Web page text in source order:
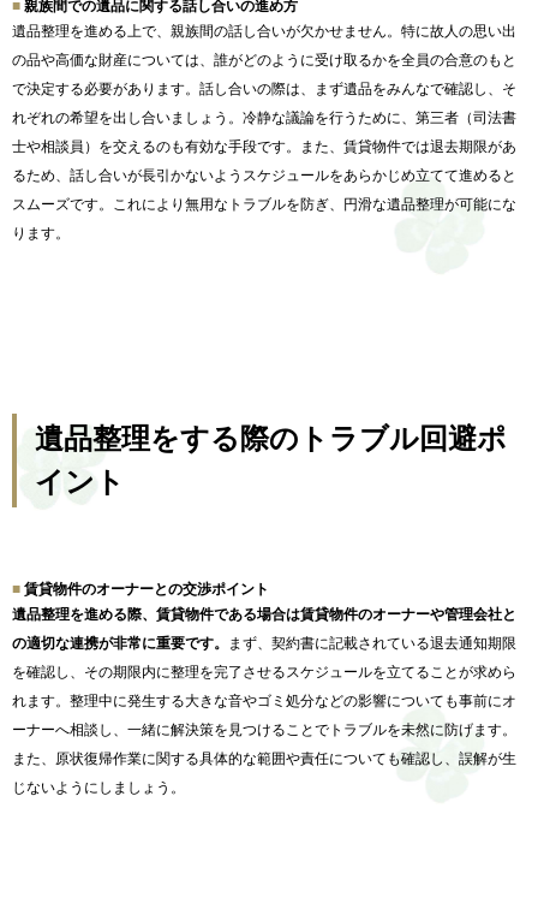
親族間での遺品に関する話し合いの進め方
遺品整理を進める上で、親族間の話し合いが欠かせません。 特に故人の思い出
の品や高価な財産については、 誰がどのように受け取るかを全員の合意のもと
で決定する必要があ ります。話し合いの際は、まず遺品をみんなで確認し、 そ
れぞれの希望を出し合いましょう。冷静な議論を行うために、 第三者（司法書
士や相談員）を交えるのも有効な手段です。また、 賃貸物件では退去期限があ
るため、 話し合いが長引かないようスケジュールをあらかじめ立てて進める と
スムーズです。これにより無用なトラブルを防ぎ、 円滑な遺品整理が可能にな
ります。
遺品整理をする際のトラブル回避ポ
イント
賃貸物件のオーナーとの交渉ポイント
遺品整理を進める際、 賃貸物件である場合は賃貸物件のオーナーや管理会社と
の適切な連携が非常に重要です。 まず、 契約書に記載されている退去通知期限
を確認し、 その期限内に整理を完了させるスケジュールを立てることが求めら
れます。 整理中に発生する大きな音やゴミ処分などの影響についても事前にオ
ーナーへ相談し、 一緒に解決策を見つけることでトラブルを未然に防げます。
また、 原状復帰作業に関する具体的な範囲や責任についても確認し、 誤解が生
じないようにしましょう。